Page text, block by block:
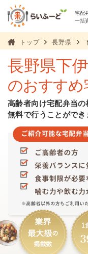
宅配
一括
トップ 長野県
長野県下
のおすすめ
高齢者向け宅配弁当
無料で行うことができ